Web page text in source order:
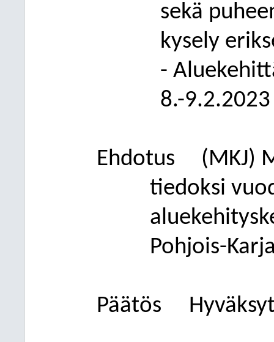
sekä
kysely
-
8.-9.2.2023
Ehdotus (MKJ)
tiedoksi
Pohjois-
Päätös